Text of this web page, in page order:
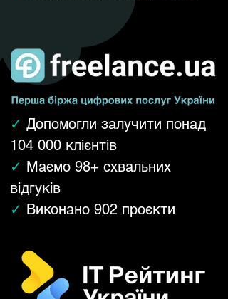
✓ Допомогли залучити понад
104 000 клієнтів
✓ Маємо 98+ схвальних
відгуків
✓ Виконано 902 проєкти